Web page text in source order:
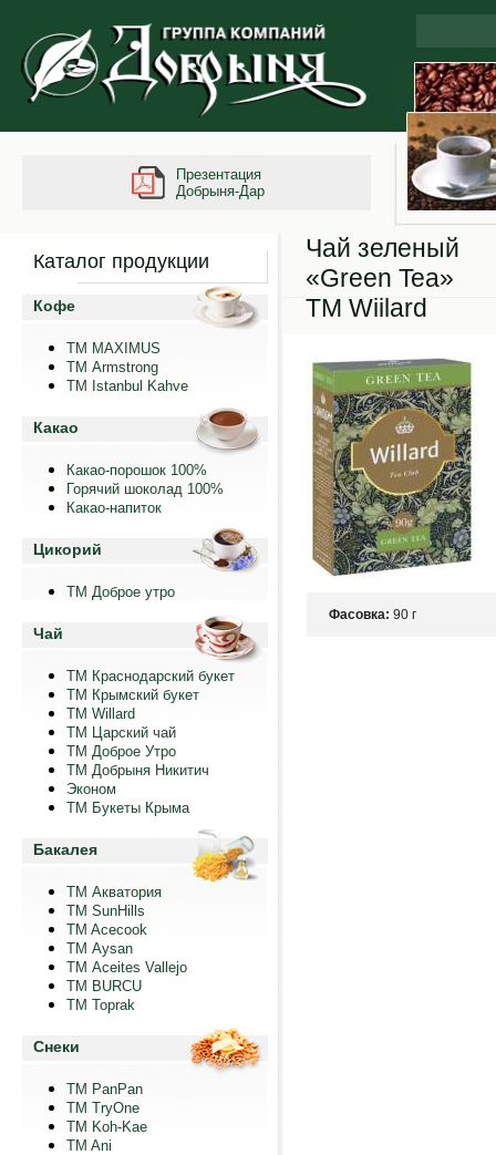
Презентация
Добрыня-Дар
Каталог продукции
Кофе
ТМ MAXIMUS
ТМ Armstrong
TM Istanbul Kahve
Какао
Какао-порошок 100%
Горячий шоколад 100%
Какао-напиток
Цикорий
ТМ Доброе утро
Чай
ТМ Краснодарский букет
ТМ Крымский букет
ТМ Willard
ТМ Царский чай
ТМ Доброе Утро
ТМ Добрыня Никитич
Эконом
ТМ Букеты Крыма
Бакалея
ТМ Акватория
ТМ SunHills
TM Acecook
ТМ Aysan
ТМ Aceites Vallejo
TM BURCU
TM Toprak
Снеки
TM PanPan
ТМ TryOne
ТМ Koh-Kae
TM Ani
Чай зеленый
«Green Tea»
ТМ Wiilard
Фасовка: 90 г